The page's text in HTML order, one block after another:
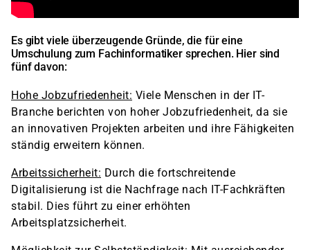
Es gibt viele überzeugende Gründe, die für eine
Umschulung zum Fachinformatiker sprechen. Hier sind
fünf davon:
Hohe Jobzufriedenheit: Viele Menschen in der IT-
Branche berichten von hoher Jobzufriedenheit, da sie
an innovativen Projekten arbeiten und ihre Fähigkeiten
ständig erweitern können.
Arbeitssicherheit: Durch die fortschreitende
Digitalisierung ist die Nachfrage nach IT-Fachkräften
stabil. Dies führt zu einer erhöhten
Arbeitsplatzsicherheit.